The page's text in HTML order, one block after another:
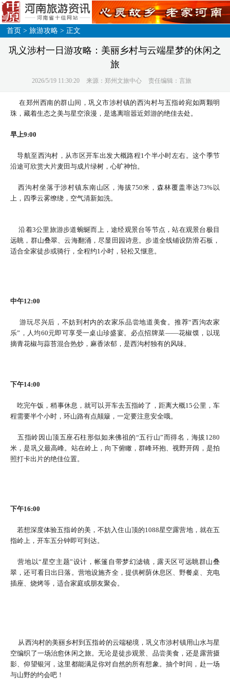
首页 >旅游攻略 > 正文
巩义涉村一日游攻略：美丽乡村与云端星梦的休闲之
旅
2026/5/19 11:30:20 来源：郑州文旅中心 责任编辑：言旅
在郑州西南的群山间，巩义市涉村镇的西沟村与五指岭宛如两颗明
珠，藏着生态之美与星空浪漫，是逃离喧嚣近郊游的绝佳去处。
早上9:00
导航至西沟村，从市区开车出发大概路程1个半小时左右。这个季节
沿途可欣赏大片麦田与成片绿树，心旷神怡。
西沟村坐落于涉村镇东南山区，海拔750米，森林覆盖率达73%以
上，四季云雾缭绕，空气清新如洗。
沿着3公里旅游步道蜿蜒而上，途经观景台等节点，站在观景台极目
远眺，群山叠翠、云海翻涌，尽显田园诗意。步道全线铺设防滑石板，
适合全家徒步或骑行，全程约1小时，轻松又惬意。
中午12:00
游玩尽兴后，不妨到村内的农家乐品尝地道美食。推荐“西沟农家
乐”，人均60元即可享受一桌山珍盛宴。‌必点招牌菜——花椒馍‌，以现
摘青花椒与蒜苔混合热炒，麻香浓郁，是西沟村独有的风味。
下午14:00
吃完午饭，稍事休息，就可以开车去五指岭了，距离大概15公里，车
程需要半个小时，环山路有点颠簸，一定要注意安全哦。
五指岭因山顶五座石柱形似如来佛祖的“五行山”而得名，海拔1280
米，是巩义最高峰。站在岭上，向下俯瞰，群峰环抱、视野开阔，是拍
照打卡出片的绝佳位置。
下午16:00
若想深度体验五指岭的美，不妨入住山顶的‌1088星空露营地，就在五
指岭上，开车五分钟即可到达。
营地以“星空主题”设计，帐篷自带梦幻滤镜，露天区可远眺群山叠
翠，还可看日出日落。营地设施齐全，提供树荫休息区、野餐桌、充电
插座、烧烤等，适合家庭或朋友聚会。
从西沟村的美丽乡村到五指岭的云端秘境，巩义市涉村镇用山水与星
空编织了一场治愈休闲之旅。无论是徒步观景、品尝美食，还是露营摄
影、仰望银河，这里都能满足你对自然的所有想象。抽个时间，赴一场
与山野的约会吧！